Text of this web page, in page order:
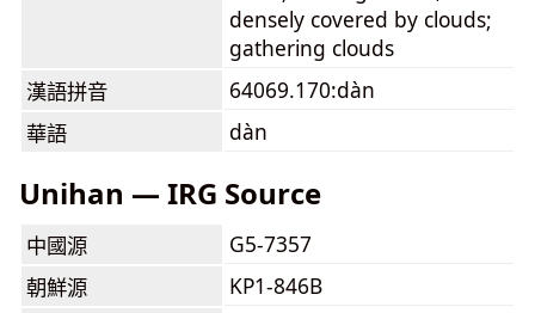
densely covered by clouds;
gathering clouds
漢語拼音
64069.170:dàn
華語
dàn
Unihan — IRG Source
中國源
G5-7357
朝鮮源
KP1-846B